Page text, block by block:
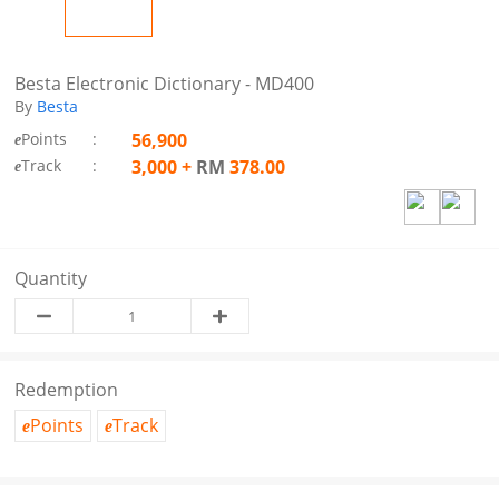
Besta Electronic Dictionary - MD400
By Besta
ePoints : 56,900
eTrack : 3,000+ RM 378.00
Quantity
Redemption
ePoints eTrack